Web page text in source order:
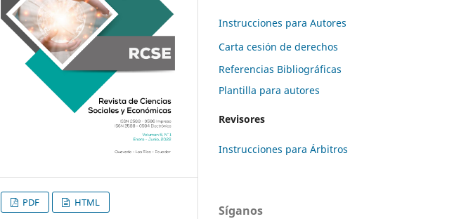
PDF HTML
Instrucciones para Autores
Carta cesión de derechos
Referencias Bibliográficas
Plantilla para autores
Revisores
Instrucciones para Árbitros
Síganos